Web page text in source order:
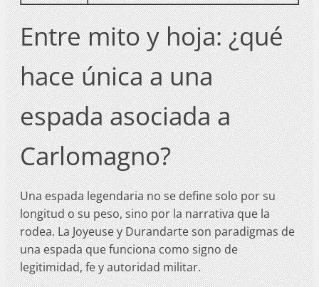
Entre mito y hoja: ¿qué
hace única a una
espada asociada a
Carlomagno?
Una espada legendaria no se define solo por su
longitud o su peso, sino por la narrativa que la
rodea. La Joyeuse y Durandarte son paradigmas de
una espada que funciona como signo de
legitimidad, fe y autoridad militar.